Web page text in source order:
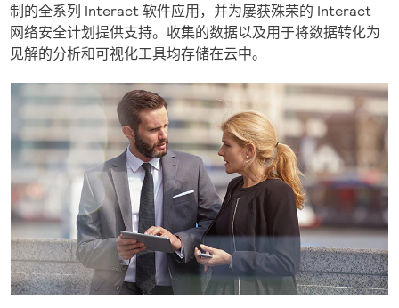
制的全系列 Interact 软件应用，并为屡获殊荣的 Interact
网络安全计划提供支持。收集的数据以及用于将数据转化为
见解的分析和可视化工具均存储在云中。